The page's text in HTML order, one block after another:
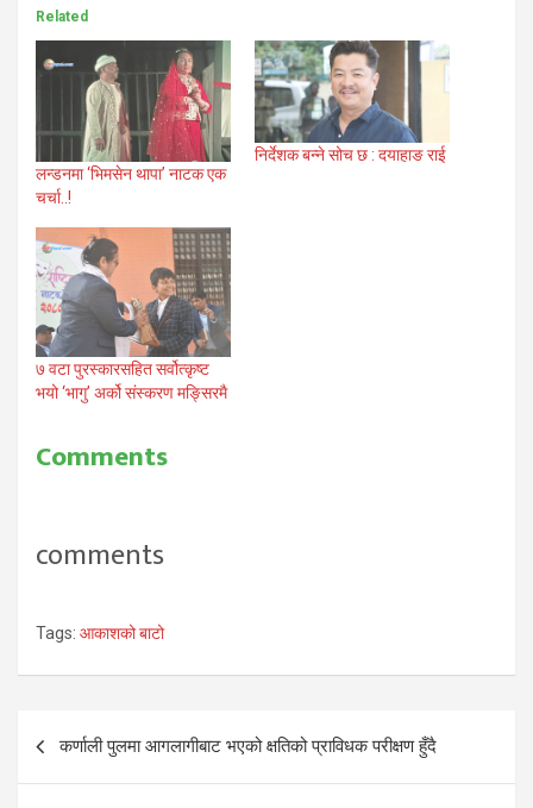
Related
लन्डनमा ‘भिमसेन थापा’ नाटक एक
चर्चा..!
निर्देशक बन्ने सोच छ : दयाहाङ राई
७ वटा पुरस्कारसहित सर्वोत्कृष्ट
भयो ‘भागु’ अर्को संस्करण मङ्सिरमै
Comments
comments
Tags: आकाशको बाटो
Post
navigation
कर्णाली पुलमा आगलागीबाट भएको क्षतिको प्राविधक परीक्षण हुँदै